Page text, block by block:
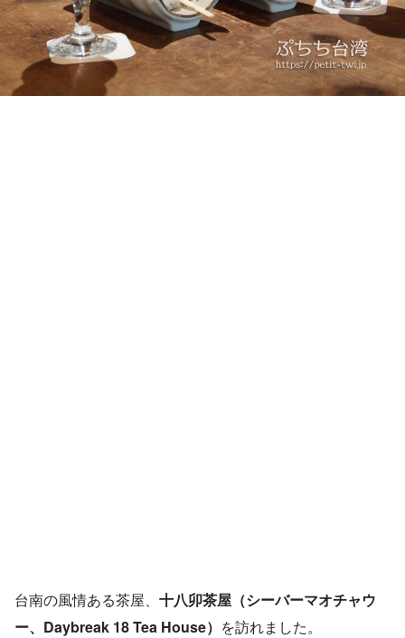
台南の風情ある茶屋、 十八卯茶屋（シーバーマオチャウ
ー、Daybreak 18 Tea House） を訪れました。